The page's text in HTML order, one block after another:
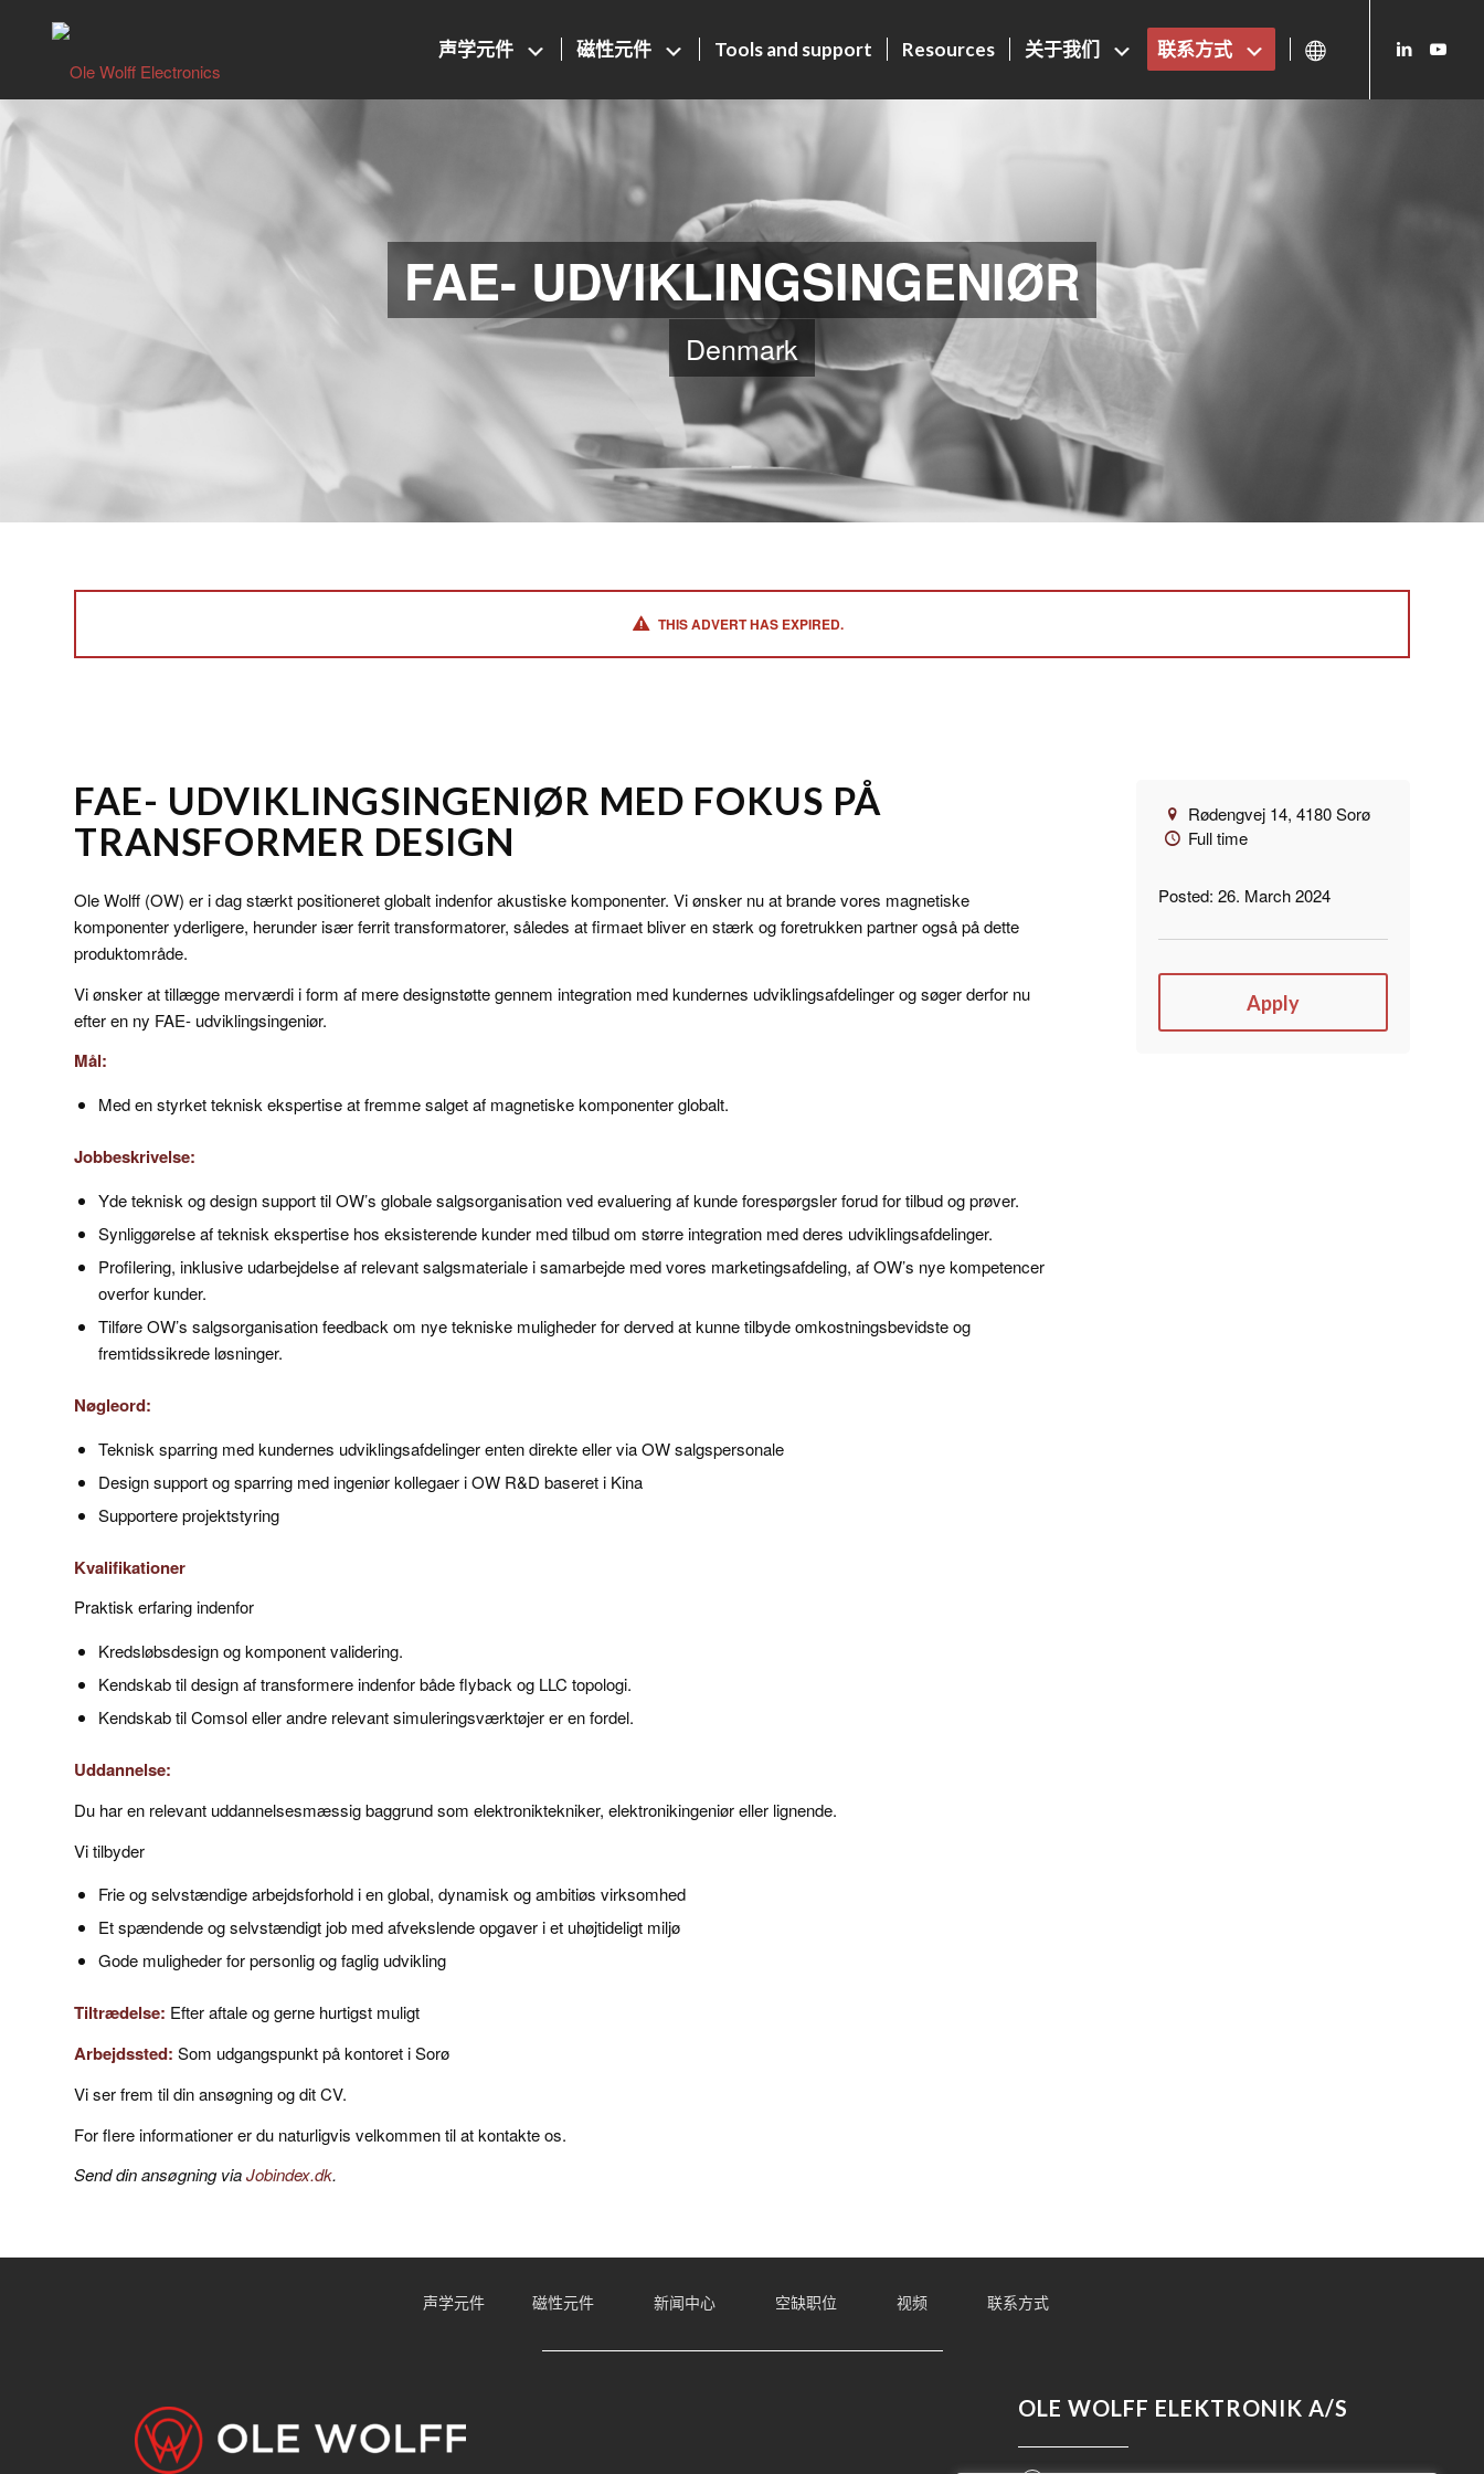
声学元件 磁性元件 Tools and support Resources 关于我们 联系方式
FAE- UDVIKLINGSINGENIØR
Denmark
THIS ADVERT HAS EXPIRED.
FAE- UDVIKLINGSINGENIØR MED FOKUS PÅ
TRANSFORMER DESIGN
Ole Wolff (OW) er i dag stærkt positioneret globalt indenfor akustiske komponenter. Vi ønsker nu at brande vores magnetiske
komponenter yderligere, herunder især ferrit transformatorer, således at firmaet bliver en stærk og foretrukken partner også på dette
produktområde.
Vi ønsker at tillægge merværdi i form af mere designstøtte gennem integration med kundernes udviklingsafdelinger og søger derfor nu
efter en ny FAE- udviklingsingeniør.
Mål:
Med en styrket teknisk ekspertise at fremme salget af magnetiske komponenter globalt.
Jobbeskrivelse:
Yde teknisk og design support til OW’s globale salgsorganisation ved evaluering af kunde forespørgsler forud for tilbud og prøver.
Synliggørelse af teknisk ekspertise hos eksisterende kunder med tilbud om større integration med deres udviklingsafdelinger.
Profilering, inklusive udarbejdelse af relevant salgsmateriale i samarbejde med vores marketingsafdeling, af OW’s nye kompetencer
overfor kunder.
Tilføre OW’s salgsorganisation feedback om nye tekniske muligheder for derved at kunne tilbyde omkostningsbevidste og
fremtidssikrede løsninger.
Nøgleord:
Teknisk sparring med kundernes udviklingsafdelinger enten direkte eller via OW salgspersonale
Design support og sparring med ingeniør kollegaer i OW R&D baseret i Kina
Supportere projektstyring
Kvalifikationer
Praktisk erfaring indenfor
Kredsløbsdesign og komponent validering.
Kendskab til design af transformere indenfor både flyback og LLC topologi.
Kendskab til Comsol eller andre relevant simuleringsværktøjer er en fordel.
Uddannelse:
Du har en relevant uddannelsesmæssig baggrund som elektroniktekniker, elektronikingeniør eller lignende.
Vi tilbyder
Frie og selvstændige arbejdsforhold i en global, dynamisk og ambitiøs virksomhed
Et spændende og selvstændigt job med afvekslende opgaver i et uhøjtideligt miljø
Gode muligheder for personlig og faglig udvikling
Tiltrædelse: Efter aftale og gerne hurtigst muligt
Arbejdssted: Som udgangspunkt på kontoret i Sorø
Vi ser frem til din ansøgning og dit CV.
For flere informationer er du naturligvis velkommen til at kontakte os.
Send din ansøgning viaJobindex.dk.
Rødengvej 14, 4180 Sorø
Full time
Posted: 26. March 2024
Apply
声学元件 磁性元件 新闻中心 空缺职位 视频 联系方式
OLE WOLFF ELEKTRONIK A/S